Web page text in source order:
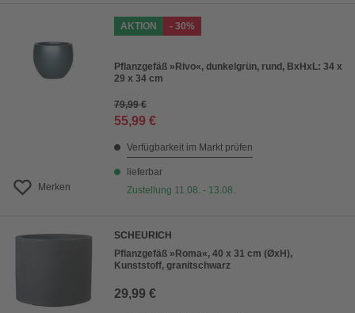
Merken
AKTION - 30%
Pflanzgefäß »Rivo«, dunkelgrün, rund, BxHxL: 34 x
29 x 34 cm
79,99 €
55,99 €
Verfügbarkeit im Markt prüfen
lieferbar
Zustellung 11.08. - 13.08.
SCHEURICH
Pflanzgefäß »Roma«, 40 x 31 cm (ØxH),
Kunststoff, granitschwarz
29,99 €